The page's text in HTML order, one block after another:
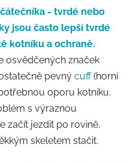
- tvrdé nebo
jsou často lepší tvrdé
kotníku a ochraně.
osvědčených značek
pevný cuff(horní
oporu kotníku.
s výraznou
začít jezdit po rovině,
skeletem stačit.